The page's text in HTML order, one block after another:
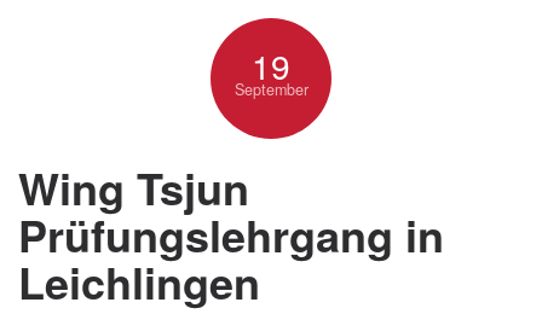
19
September
Wing Tsjun
Prüfungslehrgang in
Leichlingen